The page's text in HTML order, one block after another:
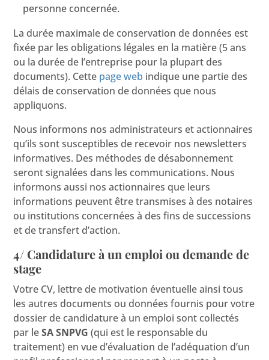
personne concernée.
La durée maximale de conservation de données est
fixée par les obligations légales en la matière (5 ans
ou la durée de l’entreprise pour la plupart des
documents). Cette page web indique une partie des
délais de conservation de données que nous
appliquons.
Nous informons nos administrateurs et actionnaires
qu’ils sont susceptibles de recevoir nos newsletters
informatives. Des méthodes de désabonnement
seront signalées dans les communications. Nous
informons aussi nos actionnaires que leurs
informations peuvent être transmises à des notaires
ou institutions concernées à des fins de successions
et de transfert d’action.
4/ Candidature à un emploi ou demande de
stage
Votre CV, lettre de motivation éventuelle ainsi tous
les autres documents ou données fournis pour votre
dossier de candidature à un emploi sont collectés
par leSA SNPVG (qui est le responsable du
traitement) en vue d’évaluation de l’adéquation d’un